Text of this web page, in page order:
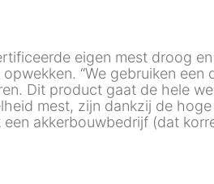
eigen mest droog
“We gebruiken
Dit product gaat de hele
mest, zijn dankzij de
akkerbouwbedrijf (dat